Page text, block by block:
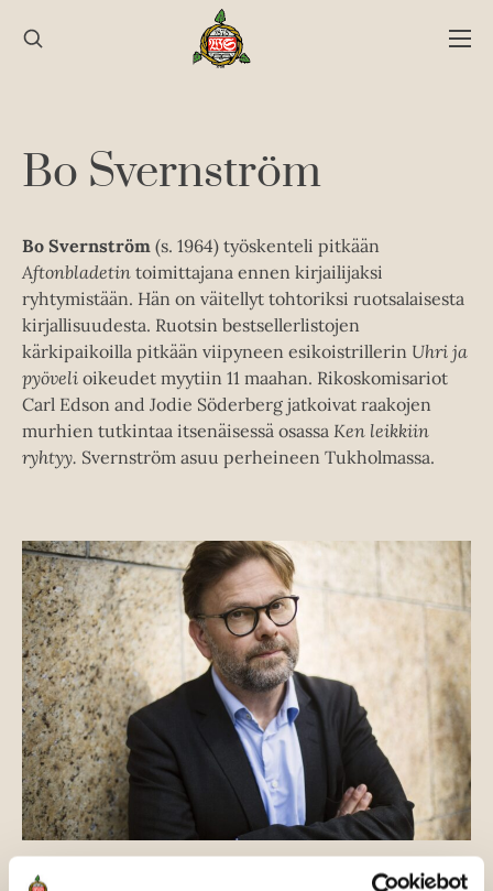
sisältöön
Bo Svernström
Bo Svernström (s. 1964) työskenteli pitkään
Aftonbladetin toimittajana ennen kirjailijaksi
ryhtymistään. Hän on väitellyt tohtoriksi ruotsalaisesta
kirjallisuudesta. Ruotsin bestsellerlistojen
kärkipaikoilla pitkään viipyneen esikoistrillerin Uhri ja
pyöveli oikeudet myytiin 11 maahan. Rikoskomisariot
Carl Edson and Jodie Söderberg jatkoivat raakojen
murhien tutkintaa itsenäisessä osassa Ken leikkiin
ryhtyy. Svernström asuu perheineen Tukholmassa.